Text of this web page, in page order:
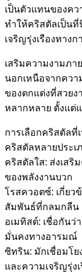
เป็นตัวแทนของค
ทำให้คริสตัลเป็น
เจริญรุ่งเรืองทาง
เสริมความงามภา
นอกเหนือจากคว
ของตกแต่งที่สวยง
หลากหลาย ตั้งแต่
การเลือกคริสตัลที่
คริสตัลหลายประเ
คริสตัลใส: ส่งเสริ
ของพลังงานบวก
โรสควอตซ์: เกี่ยว
สัมพันธ์ที่กลมกลืน
อเมทิสต์: เชื่อกันว่
มั่นคงทางอารมณ์
ซิทริน: มักเชื่อมโ
และความเจริญรุ่งเ